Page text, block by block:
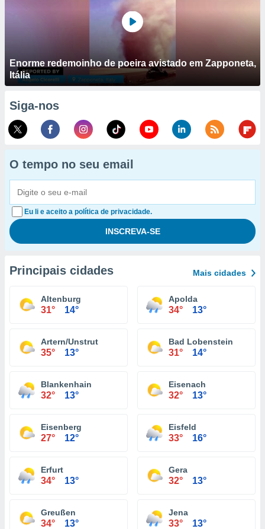
Enorme redemoinho de poeira avistado em Zapponeta,
Itália
Siga-nos
O tempo no seu email
Eu li e aceito a política de privacidade.
Principais cidades Mais cidades
Altenburg
31° 14°
Apolda
34° 13°
Artern/Unstrut
35° 13°
Bad Lobenstein
31° 14°
Blankenhain
32° 13°
Eisenach
32° 13°
Eisenberg
27° 12°
Eisfeld
33° 16°
Erfurt
34° 13°
Gera
32° 13°
Greußen
34° 13°
Jena
33° 13°